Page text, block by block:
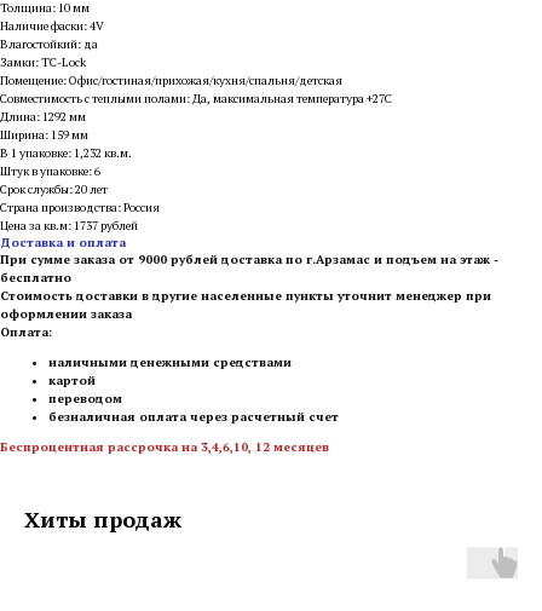
Толщина: 10 мм
Наличие фаски: 4V
Влагостойкий: да
Замки: TC-Lock
Помещение: Офис/гостиная/прихожая/кухня/спальня/детская
Совместимость с теплыми полами: Да, максимальная температура +27С
Длина: 1292 мм
Ширина: 159 мм
В 1 упаковке: 1,232 кв.м.
Штук в упаковке: 6
Срок службы: 20 лет
Страна производства: Россия
Цена за кв.м: 1737 рублей
Доставка и оплата
При сумме заказа от 9000 рублей доставка по г.Арзамас и подъем на этаж -
бесплатно
Стоимость доставки в другие населенные пункты уточнит менеджер при
оформлении заказа
Оплата:
наличными денежными средствами
картой
переводом
безналичная оплата через расчетный счет
Беспроцентная рассрочка на 3,4,6,10, 12 месяцев
Хиты продаж